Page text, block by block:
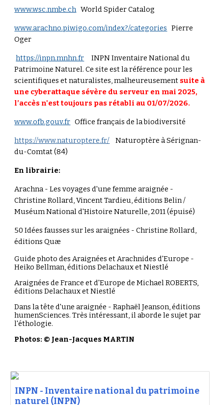
www.wsc.nmbe.ch World Spider Catalog
www.arachno.piwigo.com/index?/categories Pierre
Oger
https://inpn.mnhn.fr
INPN Inventaire National du
Patrimoine Naturel. Ce site est la référence pour les
scientifiques et naturalistes, malheureusement suite à
une cyberattaque sévère du serveur en mai 2025,
l’accès n'est toujours pas rétabli au 01/07/2026.
www.ofb.gouv.fr Office français de la biodiversité
https://www.naturoptere.fr/
Naturoptère à Sérignan-
du-Comtat (84)
En librairie:
Arachna - Les voyages d'une femme araignée -
Christine Rollard, Vincent Tardieu, éditions Belin /
Muséum National d'Histoire Naturelle, 2011 (épuisé)
50 Idées fausses sur les araignées -Christine Rollard,
éditionsQuæ
Guide photo des Araignées et Arachnides d'Europe -
Heiko Bellman,éditions Delachaux et Niestlé
Araignées de France et d'Europe de Michael ROBERTS,
éditions Delachaux et Niestlé
Dans la tête d'une araignée - Raphaël Jeanson, éditions
humenSciences. Très intéressant, il aborde le sujet par
l'éthologie.
Photos: © Jean-Jacques MARTIN
INPN - Inventaire national du patrimoine
naturel (INPN)